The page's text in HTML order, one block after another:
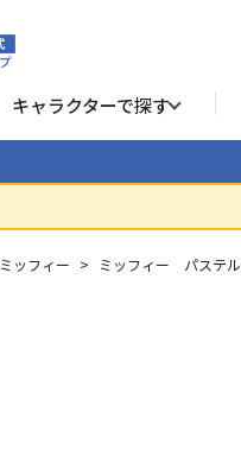
キャラクターで探す
ミッフィー > ミッフィー パステル